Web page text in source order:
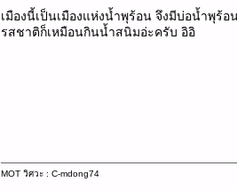
เมืองนี้เป็นเมืองแห่งน้ำพุร้อน จึงมีบ่อน้ำพุ
รสชาติก็เหมือนกินน้ำสนิมอ่ะครับ อิอิ
MOT วิศวะ : C-mdong74